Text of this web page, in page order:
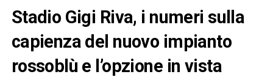
Stadio Gigi Riva, i numeri sulla
capienza del nuovo impianto
rossoblù e l’opzione in vista